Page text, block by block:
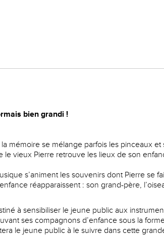
bien grandi !
mémoire se mélange parfois les pinceaux et
le vieux Pierre retrouve les lieux de son
s’animent les souvenirs dont Pierre se
réapparaissent : son grand-père,
à sensibiliser le jeune public aux
ses compagnons d’enfance sous la
le jeune public à le suivre dans cette